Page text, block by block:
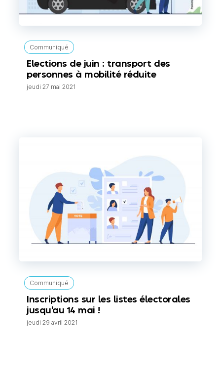
Communiqué
Elections de juin : transport des
personnes à mobilité réduite
jeudi 27 mai 2021
Communiqué
Inscriptions sur les listes électorales
jusqu'au 14 mai !
jeudi 29 avril 2021